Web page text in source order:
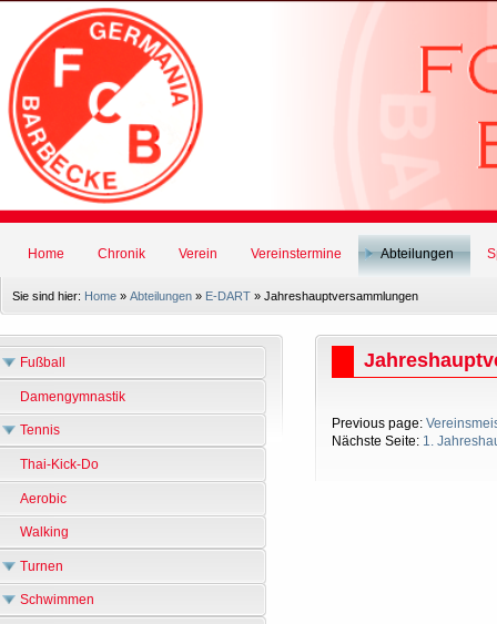
Home Chronik Verein Vereinstermine Abteilungen
Sie sind hier: Home » Abteilungen » E-DART » Jahreshauptversammlungen
Fußball
Damengymnastik
Tennis
Thai-Kick-Do
Aerobic
Walking
Turnen
Schwimmen
Previous page:
Nächste Seite: 1.